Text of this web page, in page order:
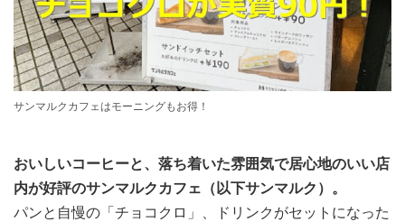
サンマルクカフェはモーニングもお得！
おいしいコーヒーと、落ち着いた雰囲気で居心地のいい店
内が好評のサンマルクカフェ（以下サンマルク）。
パンと自慢の「チョコクロ」、ドリンクがセットになった